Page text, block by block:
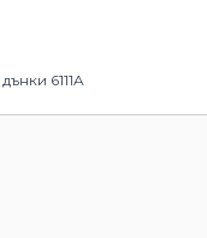
6111A